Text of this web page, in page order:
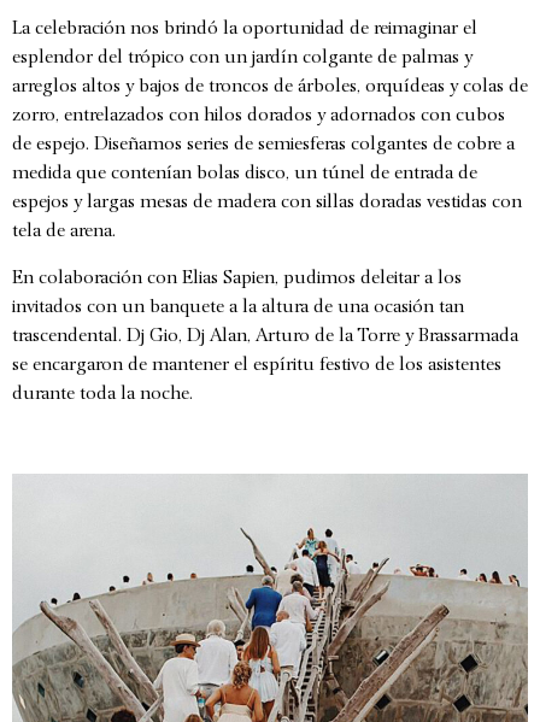
La celebración nos brindó la oportunidad de reimaginar el
esplendor del trópico con un jardín colgante de palmas y
arreglos altos y bajos de troncos de árboles, orquídeas y colas de
zorro, entrelazados con hilos dorados y adornados con cubos
de espejo. Diseñamos series de semiesferas colgantes de cobre a
medida que contenían bolas disco, un túnel de entrada de
espejos y largas mesas de madera con sillas doradas vestidas con
tela de arena.
En colaboración con Elias Sapien, pudimos deleitar a los
invitados con un banquete a la altura de una ocasión tan
trascendental. Dj Gio, Dj Alan, Arturo de la Torre y Brassarmada
se encargaron de mantener el espíritu festivo de los asistentes
durante toda la noche.